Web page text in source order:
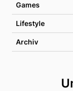
Games
Lifestyle
Archiv